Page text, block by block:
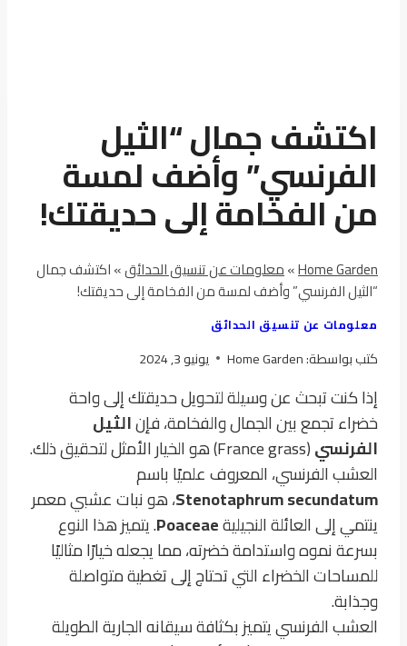
اكتشف جمال “الثيل
الفرنسي” وأضف لمسة
من الفخامة إلى حديقتك!
Home Garden
»معلومات عن تنسيق الحدائق»اكتشف جمال
“الثيل الفرنسي” وأضف لمسة من الفخامة إلى حديقتك!
معلومات عن تنسيق الحدائق
كتب بواسطة:Home Garden يونيو 3, 2024
إذا كنت تبحث عن وسيلة لتحويل حديقتك إلى واحة
خضراء تجمع بين الجمال والفخامة، فإنالثيل
الفرنسي
(France grass) هو الخيار الأمثل لتحقيق ذلك.
العشب الفرنسي، المعروف علميًا باسم
Stenotaphrum secundatum، هو نبات عشبي معمر
ينتمي إلى العائلة النجيليةPoaceae. يتميز هذا النوع
بسرعة نموه واستدامة خضرته، مما يجعله خيارًا مثاليًا
للمساحات الخضراء التي تحتاج إلى تغطية متواصلة
وجذابة.
العشب الفرنسي يتميز بكثافة سيقانه الجارية الطويلة